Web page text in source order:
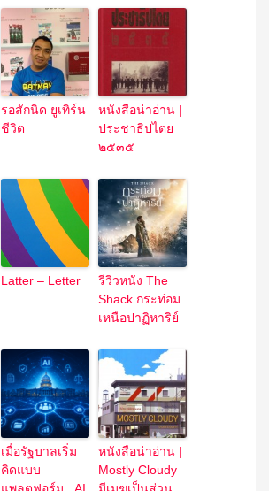
รอสักนิด ยูเทิร์น
ชีวิต
หนังสือน่าอ่าน |
ประชาธิปไตย
๒๕๓๕
Latter – Letter
รีวิวหนัง The
Shack กระท่อม
เหนือปาฏิหาริย์
เมื่อรัฐบาลเริ่ม
คิดแบบ
แพลตฟอร์ม : AI
หนังสือน่าอ่าน |
Mostly Cloudy
มีเมฆเป็นส่วน